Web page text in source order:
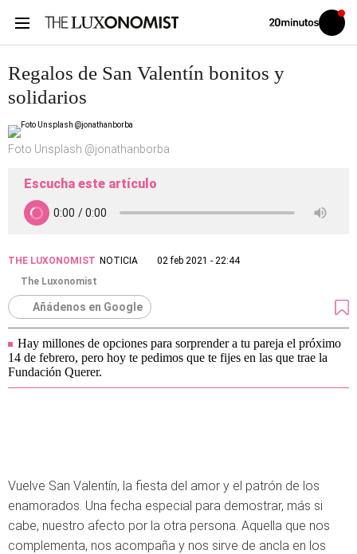
Volver
Iniciar
sesión
Regalos de San Valentín bonitos y
solidarios
Foto Unsplash @jonathanborba
Escucha este artículo
THE LUXONOMIST NOTICIA
02 feb 2021 - 22:44
The Luxonomist
Añádenos en Google
Hay millones de opciones para sorprender a tu pareja el próximo
14 de febrero, pero hoy te pedimos que te fijes en las que trae la
Fundación Querer.
Vuelve San Valentín, la fiesta del amor y el patrón de los
enamorados. Una fecha especial para demostrar, más si
cabe, nuestro afecto por la otra persona. Aquella que nos
complementa, nos acompaña y nos sirve de ancla en los